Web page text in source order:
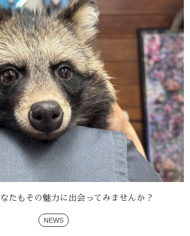
たもその魅力に出会ってみませんか？
NEWS